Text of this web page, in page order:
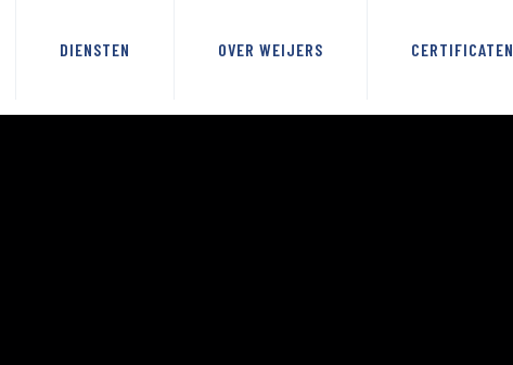
DIENSTEN OVER WEIJERS CERTIFICATEN